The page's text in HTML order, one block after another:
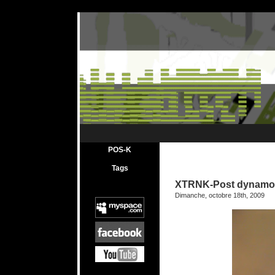
XTRNK-Post dynamo
Dimanche, octobre 18th, 2009
POS-K
Tags